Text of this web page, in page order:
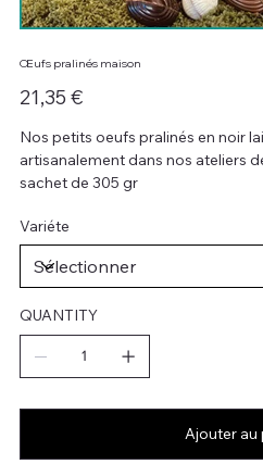
Œufs pralinés maison
Prix
21,35 €
Nos petits oeufs pralinés en noir
artisanalement dans nos ateliers
sachet de 305 gr
Variéte
QUANTITY
Ajouter au